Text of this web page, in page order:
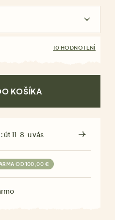
10 HODNOTENÍ
KOŠÍKA
út 11. 8. u vás
OD 100,00 €